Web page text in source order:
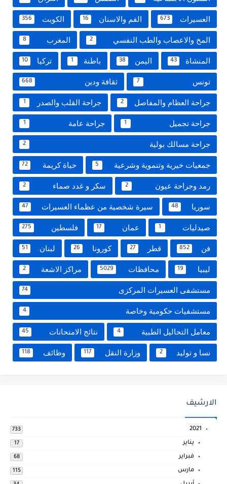
العسيرات 673 الفم والاسنان 16 الكويت 356
المخ والاعصاب والطب النفسي 2 المغرب 8
المنشاة 43 اليمن 38 باطنة 1 تركيا 10
تونس 7 ثقافة ودين 668
جراحة العظام والمفاصل 2 جراحة القلب والصدر 1
جراحة تجميل 1 جراحة عامة 1
جراحة مسالك بولية 2
جمعيات خيرية وتنموية وشرعية 5 حياة كريمة 72
رمد وجراحة عيون 2 سكر و غدد صماء 2
سوريا 48 سيرة شخصية من عظماء العسيرات 47
صيدليات 1 عمان 17 فلسطين 275
فن 852 قطر 27 كورونا 26 لبنان 51
ليبيا 19 محافظات 5029 مراكز الاشعة 2
مستشفى العسيرات المركزى 74
مستشفيات حكومية وخاصة 4
معامل التحاليل الطبية 4 نتائج الامتحانات 45
نسا و توليد 2 وزارة النقل 117 وظائف 118
الارشيف
2021
733
يناير 17
فبراير 68
مارس 115